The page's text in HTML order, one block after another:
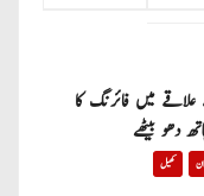
میں فائرنگ کا
دھو بیٹھے
کھیل